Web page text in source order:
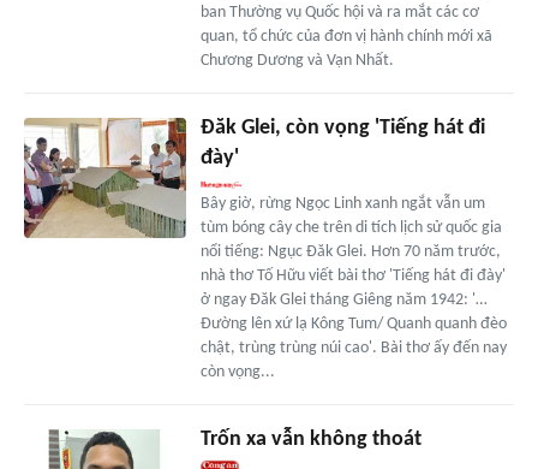
ban Thường vụ Quốc hội và ra mắt các cơ
quan, tổ chức của đơn vị hành chính mới xã
Chương Dương và Vạn Nhất.
Đăk Glei, còn vọng 'Tiếng hát đi
đày'
Bây giờ, rừng Ngọc Linh xanh ngắt vẫn um
tùm bóng cây che trên di tích lịch sử quốc gia
nổi tiếng: Ngục Đăk Glei. Hơn 70 năm trước,
nhà thơ Tố Hữu viết bài thơ 'Tiếng hát đi đày'
ở ngay Đăk Glei tháng Giêng năm 1942: '…
Đường lên xứ lạ Kông Tum/ Quanh quanh đèo
chật, trùng trùng núi cao'. Bài thơ ấy đến nay
còn vọng...
Trốn xa vẫn không thoát